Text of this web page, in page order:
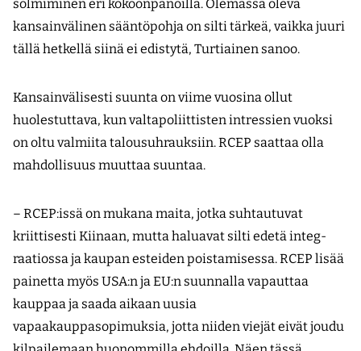
solmiminen eri kokoonpanoilla. Olemassa oleva
kansainvälinen sääntöpohja on silti tärkeä, vaikka juuri
tällä hetkellä siinä ei edistytä, Turtiainen sanoo.
Kansainvälisesti suunta on viime vuosina ollut
huolestuttava, kun valtapoliittisten intressien vuoksi
on oltu valmiita talousuhrauksiin. RCEP saattaa olla
mahdollisuus muuttaa suuntaa.
– RCEP:issä on mukana maita, jotka suhtautuvat
kriittisesti Kiinaan, mutta haluavat silti edetä integ­
raatiossa ja kaupan esteiden poistamisessa. RCEP lisää
painetta myös USA:n ja EU:n suunnalla vapauttaa
kauppaa ja saada aikaan uusia
vapaakauppasopimuksia, jotta niiden viejät eivät joudu